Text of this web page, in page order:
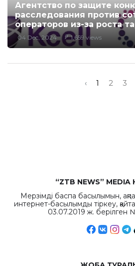
Агентство по защите
расследования против
операторов из-за роста
04 Dec, 2024 1,659 views
‹ 1 2 3
“ZTB NEWS” MEDIA
Мерзімді баспа басылымын,
интернет-басылымды тіркеу,
03.07.2019 ж. берілген